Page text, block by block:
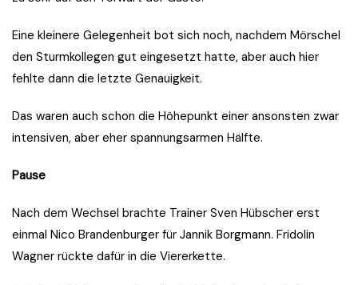
Eine kleinere Gelegenheit bot sich noch, nachdem Mörschel
den Sturmkollegen gut eingesetzt hatte, aber auch hier
fehlte dann die letzte Genauigkeit.
Das waren auch schon die Höhepunkt einer ansonsten zwar
intensiven, aber eher spannungsarmen Hälfte.
Pause
Nach dem Wechsel brachte Trainer Sven Hübscher erst
einmal Nico Brandenburger für Jannik Borgmann. Fridolin
Wagner rückte dafür in die Viererkette.